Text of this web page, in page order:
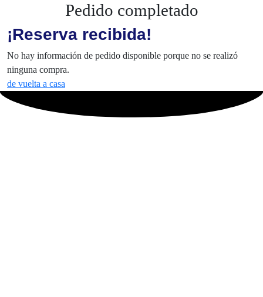
Pedido completado
No hay información de pedido disponible porque no se realizó
ninguna compra.
de vuelta a casa